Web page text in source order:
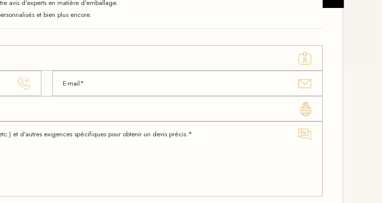
avis d'experts en matière d'emballage.
et bien plus encore.